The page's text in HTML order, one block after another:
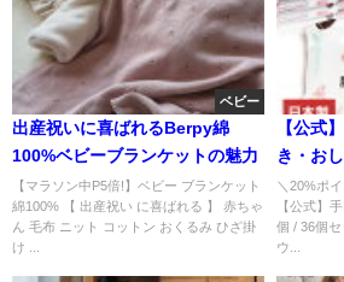
ベビー
出産祝いに喜ばれるBerpy綿
100%ベビーブランケットの魅力
【マラソン中P5倍!】ベビー ブランケット
綿100% 【 出産祝い に喜ばれる 】 赤ちゃ
ん 毛布 ニット コットン おくるみ ひざ掛
け ...
【公式
き・お
｜赤ち
枚
＼20%ポ
【公式】
個 / 36個
ウ...